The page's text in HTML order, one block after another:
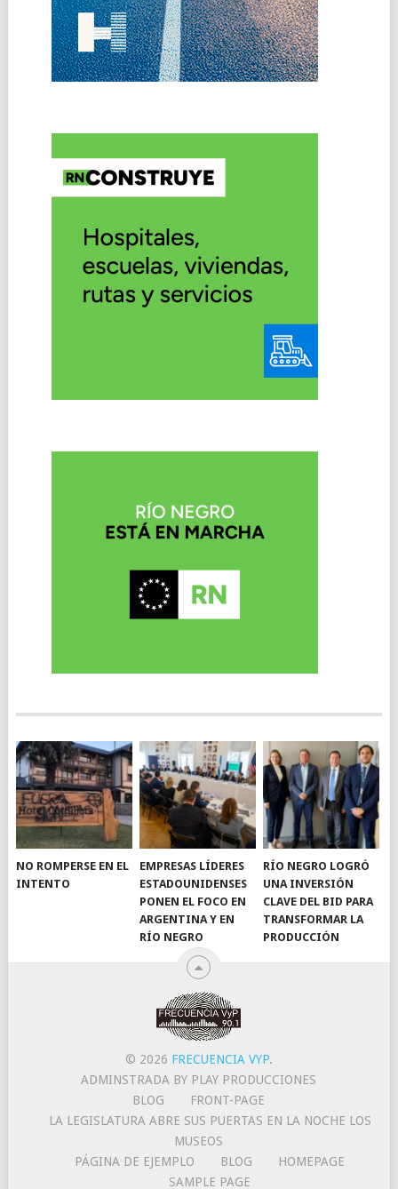
NO ROMPERSE EN EL
INTENTO
EMPRESAS LÍDERES
ESTADOUNIDENSES
PONEN EL FOCO EN
ARGENTINA Y EN
RÍO NEGRO
RÍO NEGRO LOGRÓ
UNA INVERSIÓN
CLAVE DEL BID PARA
TRANSFORMAR LA
PRODUCCIÓN
© 2026 FRECUENCIA VYP.
ADMINSTRADA BY PLAY PRODUCCIONES
BLOG
FRONT-PAGE
LA LEGISLATURA ABRE SUS PUERTAS EN LA NOCHE LOS
MUSEOS
PÁGINA DE EJEMPLO
BLOG
HOMEPAGE
SAMPLE PAGE